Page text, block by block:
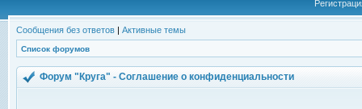
Сообщения без ответов | Активные темы
Список форумов
Форум "Круга" - Соглашение о конфиденциальности